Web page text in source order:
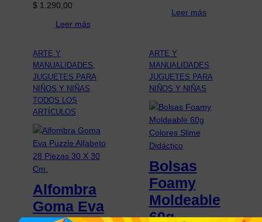
$ 1.290,00
Leer más
Leer más
ARTE Y
MANUALIDADES
JUGUETES PARA
NIÑOS Y NIÑAS
TODOS LOS
ARTÍCULOS
Alfombra
Goma Eva
ARTE Y
MANUALIDADES
JUGUETES PARA
NIÑOS Y NIÑAS
Bolsas
Foamy
Moldeable
60g